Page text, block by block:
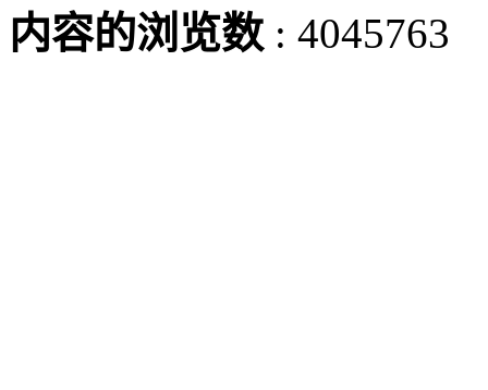
内容的浏览数 : 4045763